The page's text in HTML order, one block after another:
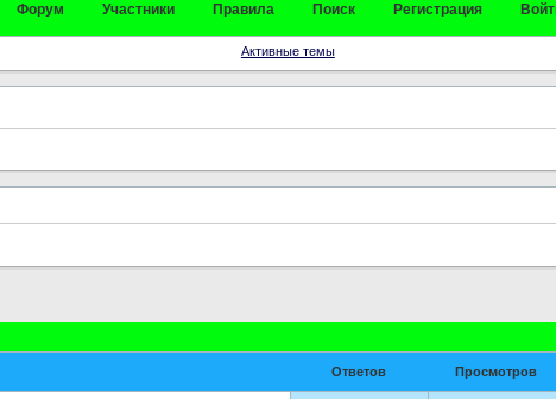
Форум Участники Правила Поиск Регистрация
Активные темы
Ответов Просмотров